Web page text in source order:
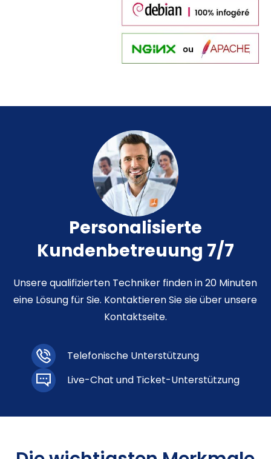
Personalisierte
Kundenbetreuung 7/7
Unsere qualifizierten Techniker finden in 20 Minuten
eine Lösung für Sie. Kontaktieren Sie sie über unsere
Kontaktseite.
Telefonische Unterstützung
Live-Chat und Ticket-Unterstützung